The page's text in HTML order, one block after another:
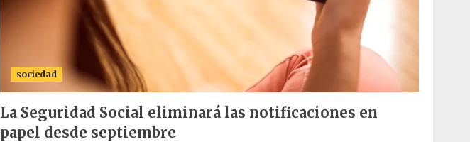
sociedad
La Seguridad Social eliminará las notificaciones en
papel desde septiembre